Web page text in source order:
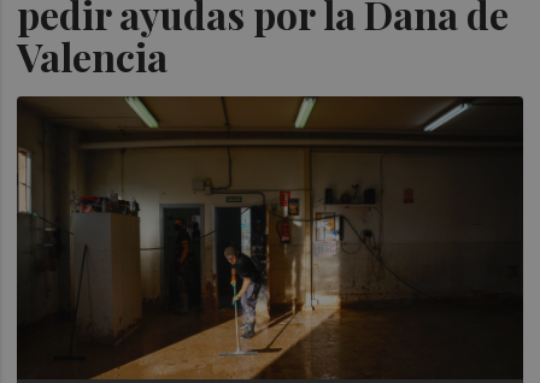
pedir ayudas por la Dana de
Valencia